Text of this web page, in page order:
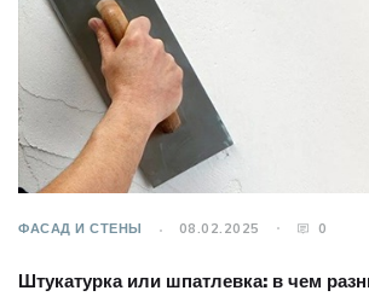
ФАСАД И СТЕНЫ 08.02.2025 0
Штукатурка или шпатлевка: в чем